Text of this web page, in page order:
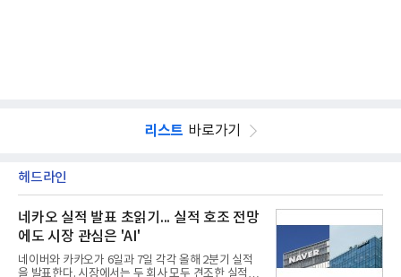
리스트 바로가기
헤드라인
네카오 실적 발표 초읽기... 실적 호조 전망
에도 시장 관심은 'AI'
네이버와 카카오가 6일과 7일 각각 올해 2분기 실적
을 발표한다. 시장에서는 두 회사 모두 견조한 실적을